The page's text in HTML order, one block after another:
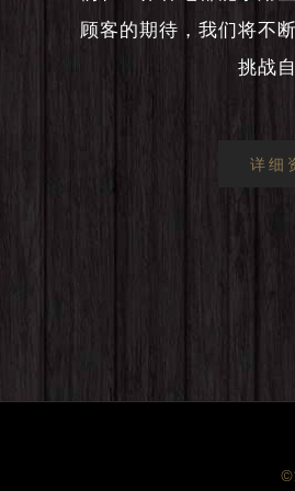
顾客的期待，我们将不
挑战自
详细